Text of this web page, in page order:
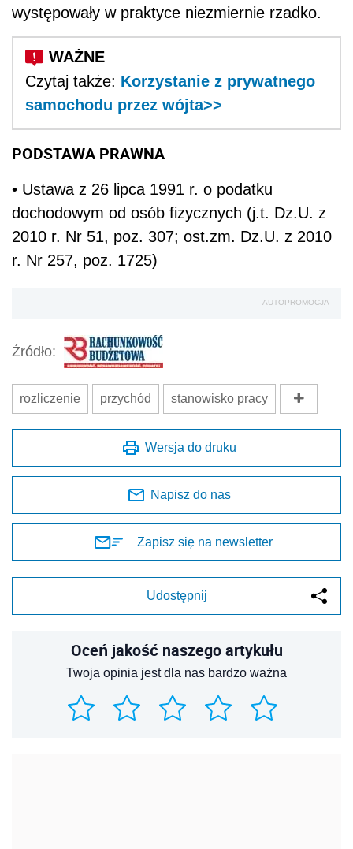
występowały w praktyce niezmiernie rzadko.
Czytaj także: Korzystanie z prywatnego
samochodu przez wójta>>
PODSTAWA PRAWNA
• Ustawa z 26 lipca 1991 r. o podatku
dochodowym od osób fizycznych (j.t. Dz.U. z
2010 r. Nr 51, poz. 307; ost.zm. Dz.U. z 2010
r. Nr 257, poz. 1725)
AUTOPROMOCJA
Źródło:
rozliczenie przychód stanowisko pracy
Wersja do druku
Napisz do nas
Zapisz się na newsletter
Udostępnij
Oceń jakość naszego artykułu
Twoja opinia jest dla nas bardzo ważna